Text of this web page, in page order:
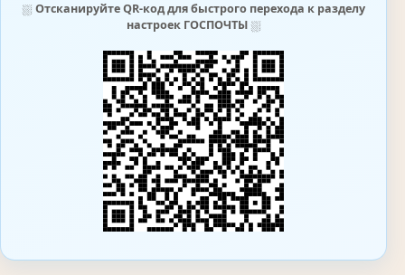
⛆ Отсканируйте QR-код для быстрого перехода к разделу
настроек ГОСПОЧТЫ⛆